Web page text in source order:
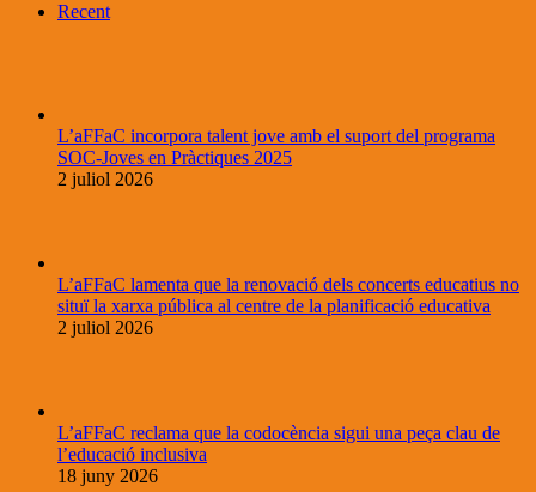
Recent
L’aFFaC incorpora talent jove amb el suport del programa
SOC-Joves en Pràctiques 2025
2 juliol 2026
L’aFFaC lamenta que la renovació dels concerts educatius no
situï la xarxa pública al centre de la planificació educativa
2 juliol 2026
L’aFFaC reclama que la codocència sigui una peça clau de
l’educació inclusiva
18 juny 2026